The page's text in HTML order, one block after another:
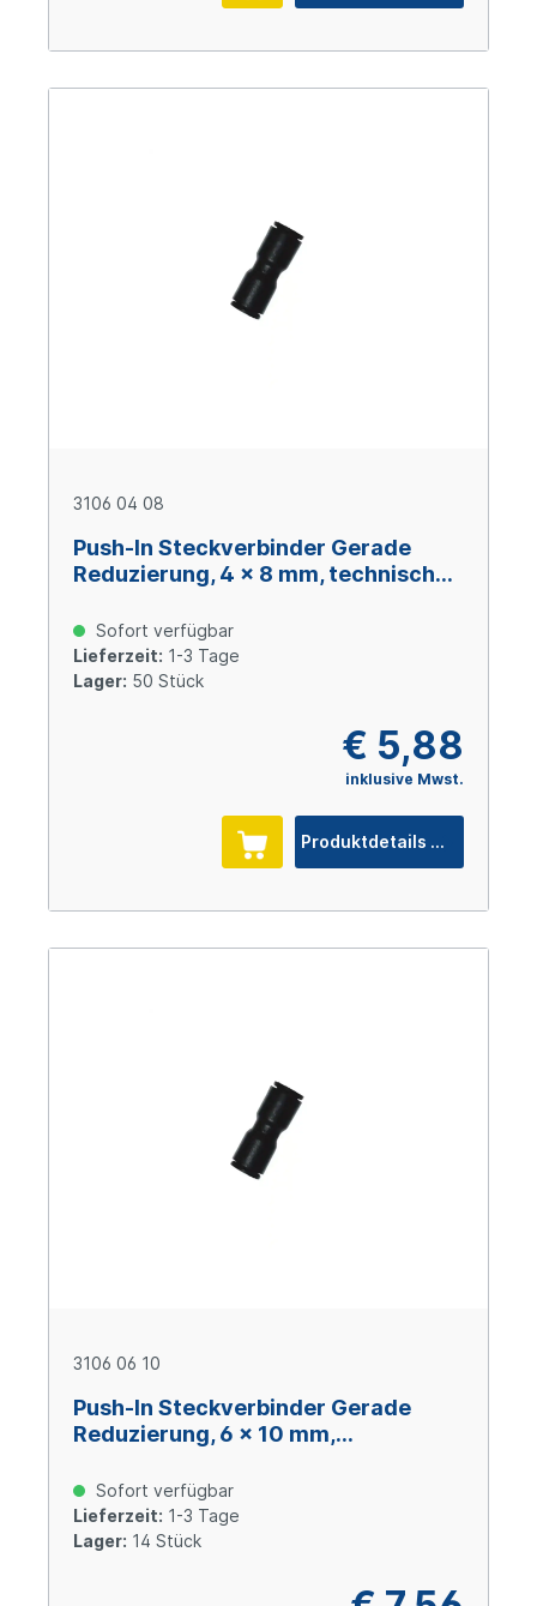
3106 04 08
Push-In Steckverbinder Gerade
Reduzierung, 4 x 8 mm, technisches
Sofort verfügbar
Lieferzeit: 1-3 Tage
Lager: 50 Stück
€ 5,88
inklusive Mwst.
Produktdetails
3106 06 10
Push-In Steckverbinder Gerade
Reduzierung, 6 x 10 mm,
Sofort verfügbar
Lieferzeit: 1-3 Tage
Lager: 14 Stück